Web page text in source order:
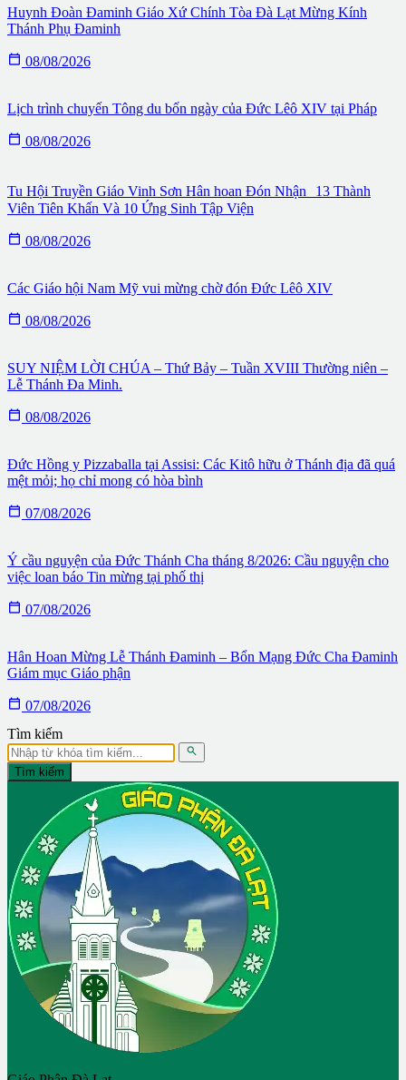
Huynh Đoàn Đaminh Giáo Xứ Chính Tòa Đà Lạt Mừng Kính
Thánh Phụ Đaminh
 08/08/2026
Lịch trình chuyến Tông du bốn ngày của Đức Lêô XIV tại Pháp
 08/08/2026
Tu Hội Truyền Giáo Vinh Sơn Hân hoan Đón Nhận 13 Thành
Viên Tiên Khấn Và 10 Ứng Sinh Tập Viện
 08/08/2026
Các Giáo hội Nam Mỹ vui mừng chờ đón Đức Lêô XIV
 08/08/2026
SUY NIỆM LỜI CHÚA – Thứ Bảy – Tuần XVIII Thường niên –
Lễ Thánh Đa Minh.
 08/08/2026
Đức Hồng y Pizzaballa tại Assisi: Các Kitô hữu ở Thánh địa đã quá
mệt mỏi; họ chỉ mong có hòa bình
 07/08/2026
Ý cầu nguyện của Đức Thánh Cha tháng 8/2026: Cầu nguyện cho
việc loan báo Tin mừng tại phố thị
 07/08/2026
Hân Hoan Mừng Lễ Thánh Đaminh – Bổn Mạng Đức Cha Đaminh
Giám mục Giáo phận
 07/08/2026
Tìm kiếm

Tìm kiếm